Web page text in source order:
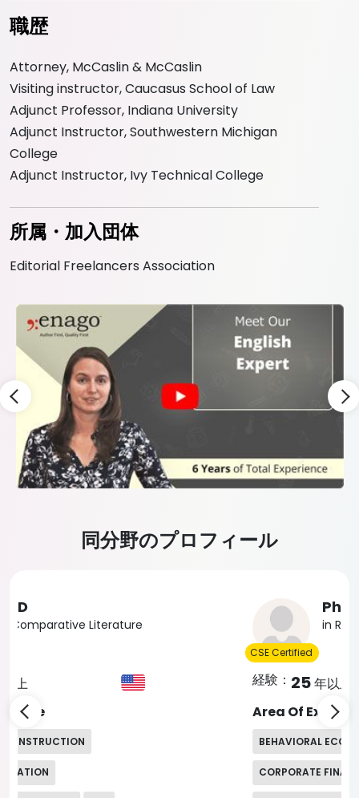
職歴
Attorney, McCaslin & McCaslin
Visiting instructor, Caucasus School of Law
Adjunct Professor, Indiana University
Adjunct Instructor, Southwestern Michigan
College
Adjunct Instructor, Ivy Technical College
所属・加入団体
Editorial Freelancers Association
Slide 3 of 9
同分野のプロフィール
Slide 4 of 5
in Regional Economic Geography
年以上
BEHAVIORAL ECONOMICS